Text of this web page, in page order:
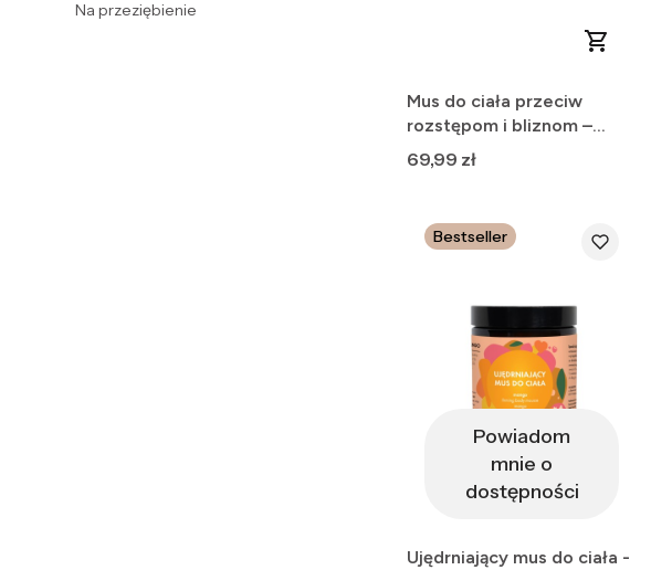
Na przeziębienie
Mus do ciała przeciw
rozstępom i bliznom –
intensywna kuracja
Cena
69,99 zł
Bestseller
Powiadom
mnie o
dostępności
Ujędrniający mus do ciała -